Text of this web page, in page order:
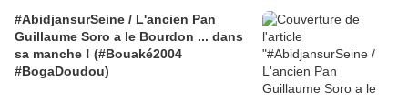
#AbidjansurSeine / L'ancien Pan
Guillaume Soro a le Bourdon ... dans
sa manche ! (#Bouaké2004
#BogaDoudou)